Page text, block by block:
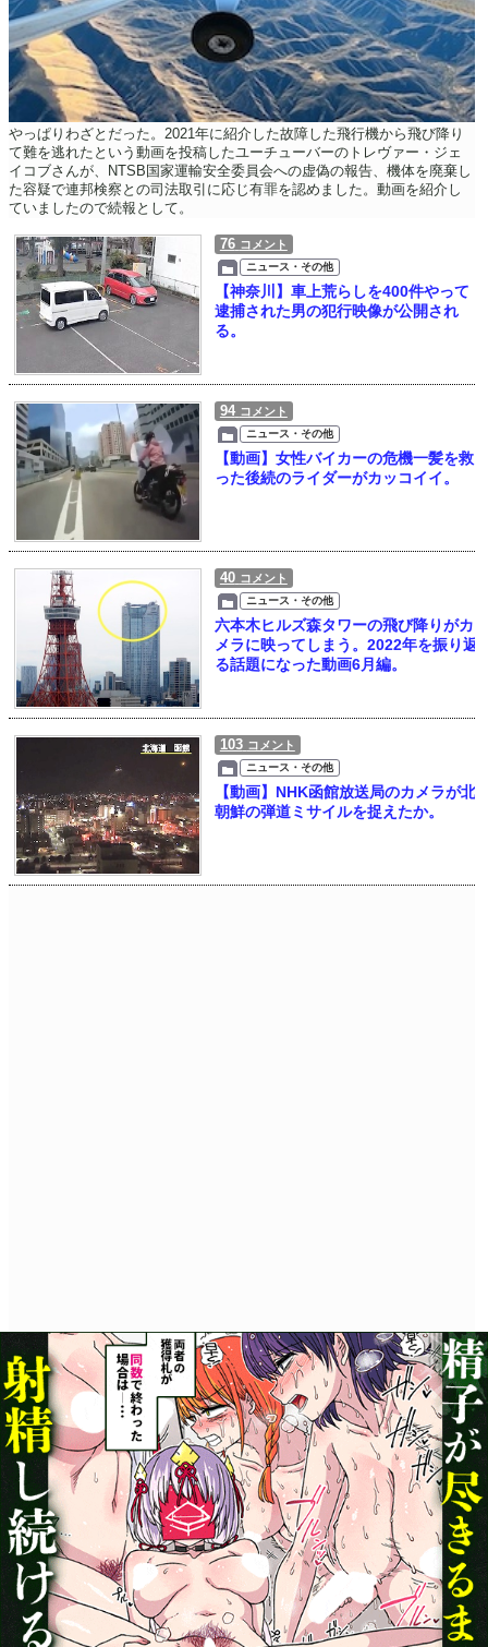
やっぱりわざとだった。2021年に紹介した故障した飛行機から飛び降り
て難を逃れたという動画を投稿したユーチューバーのトレヴァー・ジェ
イコブさんが、NTSB国家運輸安全委員会への虚偽の報告、機体を廃棄し
た容疑で連邦検察との司法取引に応じ有罪を認めました。動画を紹介し
ていましたので続報として。
76 コメント
ニュース・その他
【神奈川】車上荒らしを400件やって
逮捕された男の犯行映像が公開され
る。
94 コメント
ニュース・その他
【動画】女性バイカーの危機一髪を救
った後続のライダーがカッコイイ。
40 コメント
ニュース・その他
六本木ヒルズ森タワーの飛び降りがカ
メラに映ってしまう。2022年を振り返
る話題になった動画6月編。
103 コメント
ニュース・その他
【動画】NHK函館放送局のカメラが北
朝鮮の弾道ミサイルを捉えたか。